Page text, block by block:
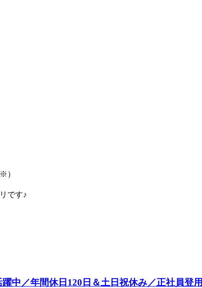
）
です♪
中／年間休日120日＆土日祝休み／正社員登